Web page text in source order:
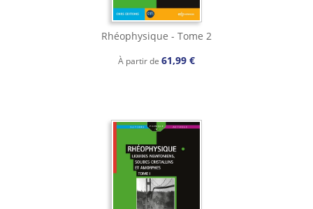
Rhéophysique - Tome 2
À partir de 61,99 €